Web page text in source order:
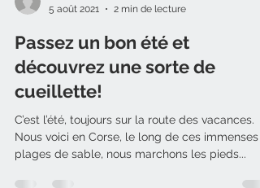
5 août 2021
2 min de lecture
Passez un bon été et
découvrez une sorte de
cueillette!
C’est l’été, toujours sur la route des vacances.